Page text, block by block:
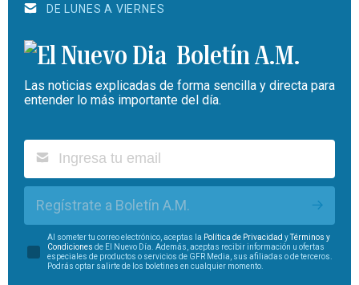
DE LUNES A VIERNES
Boletín A.M.
Las noticias explicadas de forma sencilla y directa para
entender lo más importante del día.
Regístrate a Boletín A.M.
Al someter tu correo electrónico, aceptas la Política de Privacidad yTérminos y
Condiciones de El Nuevo Día. Además, aceptas recibir información u ofertas
especiales de productos o servicios de GFR Media, sus afiliadas o de terceros.
Podrás optar salirte de los boletines en cualquier momento.